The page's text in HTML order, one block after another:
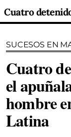
SUCESOS EN
Cuatro
el
hombre
Latina